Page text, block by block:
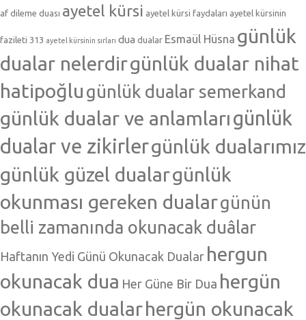
af dileme duası ayetel kürsi ayetel kürsi faydaları ayetel kürsinin
fazileti 313 ayetel kürsinin sırları dua dualar Esmaül Hüsna günlük
dualar nelerdirgünlük dualar nihat
hatipoğlu günlük dualar semerkand
günlük dualar ve anlamlarıgünlük
dualar ve zikirlergünlük dualarımız
günlük güzel dualargünlük
okunması gereken dualargünün
belli zamanında okunacak duâlar
Haftanın Yedi Günü Okunacak Dualar hergun
okunacak dua Her Güne Bir Dua hergün
okunacak dualarhergün okunacak